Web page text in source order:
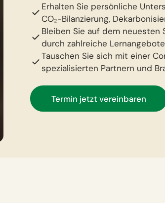
Erhalten Sie persönliche
CO₂-Bilanzierung,
Bleiben Sie auf dem neuesten
durch zahlreiche Lernangebote
Tauschen Sie sich mit einer
spezialisierten Partnern und
Termin jetzt vereinbaren